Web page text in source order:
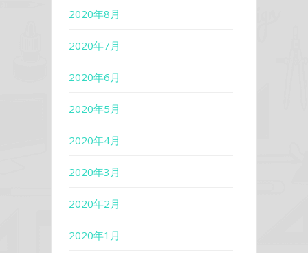
2020年8月
2020年7月
2020年6月
2020年5月
2020年4月
2020年3月
2020年2月
2020年1月